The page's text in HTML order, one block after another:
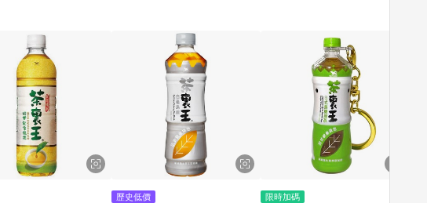
則 不符合回饋LINE POINTS點數資格亦不得使用點數紅包 。 《7》LINE
饋機制為準。 《8》LINE購物為購物資訊整合性平台，商品資料更新會有
贈品與PChome 24h購物銷售網頁不符，以銷售網頁標示為準！
歷史低價 限時加碼